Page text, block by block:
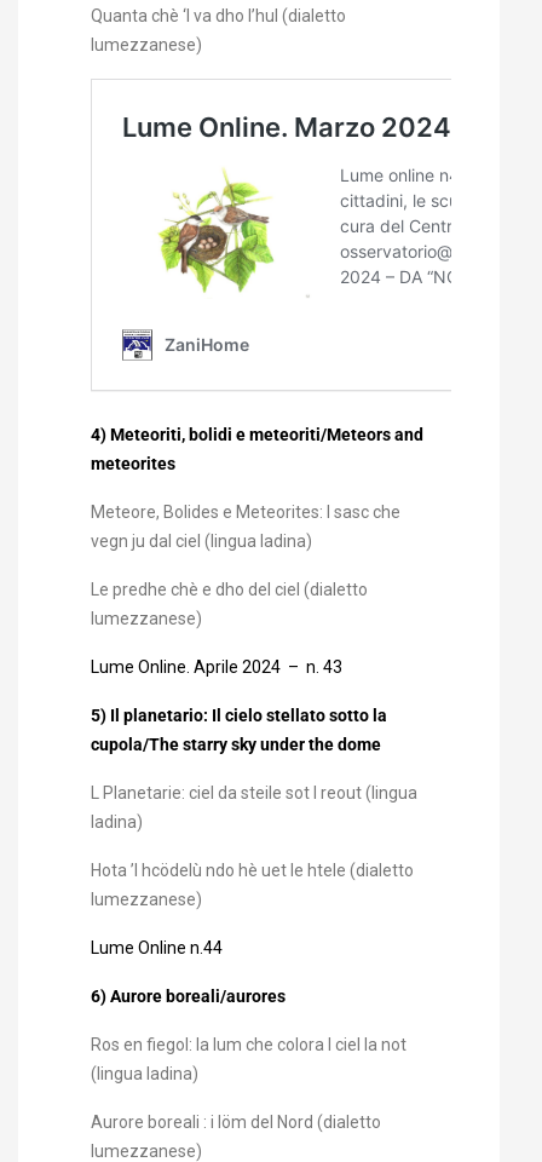
Quanta chè ‘l va dho l’hul (dialetto
lumezzanese)
4) Meteoriti, bolidi e meteoriti/Meteors and
meteorites
Meteore, Bolides e Meteorites: I sasc che
vegn ju dal ciel (lingua ladina)
Le predhe chè e dho del ciel (dialetto
lumezzanese)
Lume Online. Aprile 2024 – n. 43
5) Il planetario: Il cielo stellato sotto la
cupola/The starry sky under the dome
L Planetarie: ciel da steile sot l reout (lingua
ladina)
Hota ’l hcödelù ndo hè uet le htele (dialetto
lumezzanese)
Lume Online n.44
6) Aurore boreali/aurores
Ros en fiegol: la lum che colora l ciel la not
(lingua ladina)
Aurore boreali : i löm del Nord (dialetto
lumezzanese)